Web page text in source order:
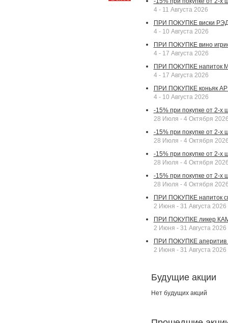
4 - 11 Августа 2026
ПРИ ПОКУПКЕ виски
4 - 10 Августа 2026
ПРИ ПОКУПКЕ вино
4 - 17 Августа 2026
ПРИ ПОКУПКЕ напиток
4 - 17 Августа 2026
ПРИ ПОКУПКЕ коньяк
4 - 10 Августа 2026
-15% при покупке от 2-х
28 Июля - 4 Октября
-15% при покупке от 2-х
28 Июля - 4 Октября
-15% при покупке от 2-х
28 Июля - 4 Октября
-15% при покупке от 2-х
28 Июля - 4 Октября
ПРИ ПОКУПКЕ напиток
2 Июня - 31 Августа 2026
ПРИ ПОКУПКЕ ликер
2 Июня - 31 Августа 2026
ПРИ ПОКУПКЕ аперитив
2 Июня - 31 Августа 2026
Будущие акции
Нет будущих акций